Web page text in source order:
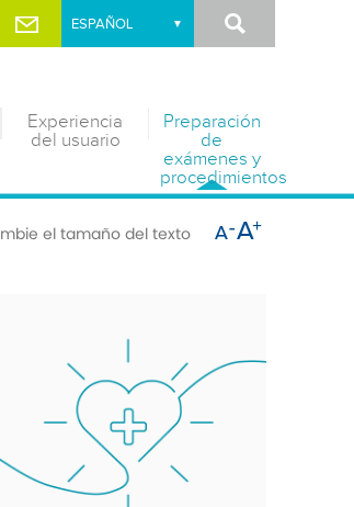
Buscar
Experiencia
del usuario
Preparación
de
exámenes y
procedimientos
el tamaño del texto